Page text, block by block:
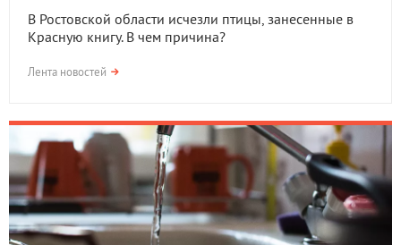
В Ростовской области исчезли птицы, занесенные в
Красную книгу. В чем причина?
Лента новостей